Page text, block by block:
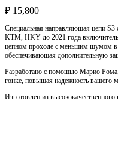
₽ 15,800
Специальная направляющая цепи
KTM, HKY до 2021 года
цепном проходе с меньшим шумом в
обеспечивающая дополнительную
Разработано с помощью Марио Рома,
гонке, повышая надежность вашего
Изготовлен из высококачественного